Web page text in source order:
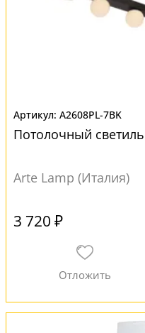
A2608PL-7BK
Потолочный
Arte Lamp (Италия)
3 720 ₽